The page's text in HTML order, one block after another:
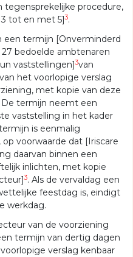
tegensprekelijke procedure,
3 tot en met 5]3.
een termijn [Onverminderd
27 bedoelde ambtenaren
vaststellingen]3van
het voorlopige verslag
met kopie van deze
De termijn neemt een
vaststelling in het kader
is eenmalig
voorwaarde dat [Iriscare
daarvan binnen een
inlichten, met kopie
3. Als de vervaldag een
feestdag is, eindigt
werkdag.
van de voorziening
termijn van dertig dagen
verslag kenbaar